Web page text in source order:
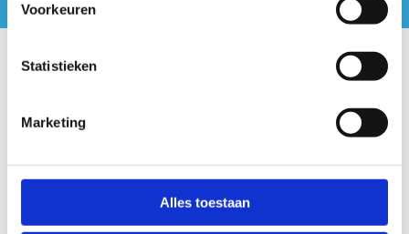
Voorkeuren
Statistieken
Marketing
Alles toestaan
Onze centra
Sport Vlaanderen Hoofdzetel
Simon Bolivarlaan 17
Over ons
Wij ondersteunen